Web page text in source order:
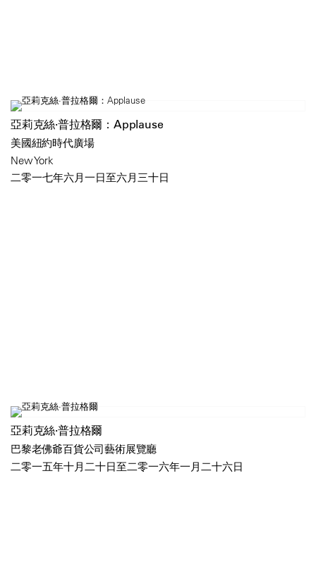
亞莉克絲·普拉格爾：Applause
美國紐約時代廣場
New York
二零一七年六月一日至六月三十日
亞莉克絲·普拉格爾
巴黎老佛爺百貨公司藝術展覽廳
二零一五年十月二十日至二零一六年一月二十六日